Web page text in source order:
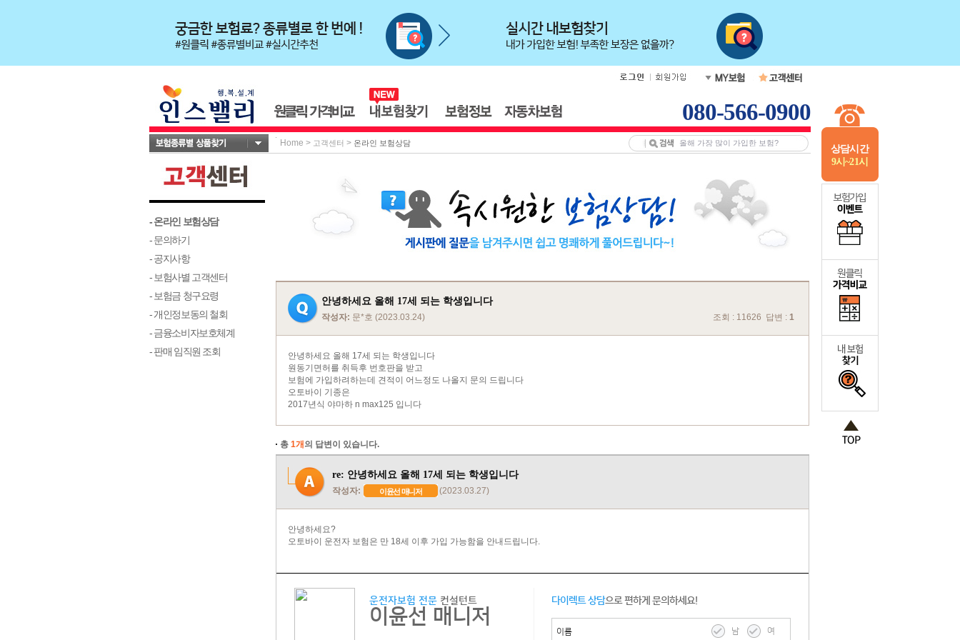
상담시간
9시~21시
080-566-0900
Home > 고객센터 > 온라인 보험상담
- 온라인 보험상담
- 문의하기
- 공지사항
- 보험사별 고객센터
- 보험금 청구요령
- 개인정보동의 철회
- 금융소비자보호체계
- 판매 임직원 조회
안녕하세요 올해 17세 되는 학생입니다
작성자: 문*호 (2023.03.24) 조회 : 11626 답변 : 1
안녕하세요 올해 17세 되는 학생입니다
원동기면허를 취득후 번호판을 받고
보험에 가입하려하는데 견적이 어느정도 나올지 문의 드립니다
오토바이 기종은
2017년식 야마하 n max125 입니다
총 1개의 답변이 있습니다.
re: 안녕하세요 올해 17세 되는 학생입니다
작성자: 이윤선 매니저 (2023.03.27)
안녕하세요?
오토바이 운전자 보험은 만 18세 이후 가입 가능함을 안내드립니다.
운전자보험 전문 컨설턴트
이윤선 매니저
다이렉트 상담으로 편하게 문의하세요!
남 여